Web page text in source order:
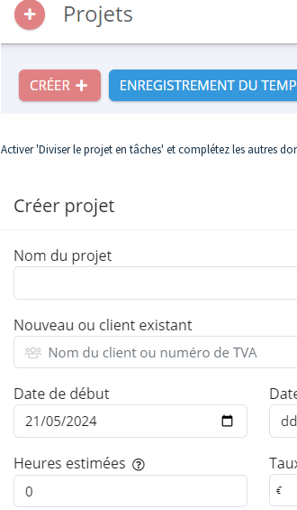
Activer 'Diviser le projet en tâches' et complétez les autres